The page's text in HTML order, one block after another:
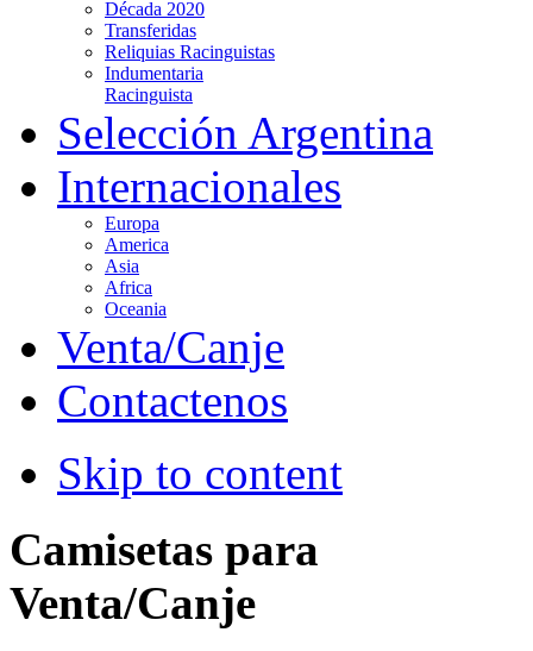
Década 2020
Transferidas
Reliquias Racinguistas
Indumentaria
Racinguista
Selección Argentina
Internacionales
Europa
America
Asia
Africa
Oceania
Venta/Canje
Contactenos
Skip to content
Camisetas para
Venta/Canje